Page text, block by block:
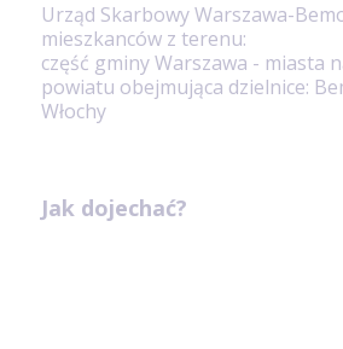
Urząd Skarbowy Warszawa-
mieszkanców z terenu:
część gminy Warszawa - miasta
powiatu obejmująca dzielnice:
Włochy
Jak dojechać?